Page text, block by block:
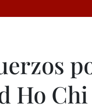
Ho